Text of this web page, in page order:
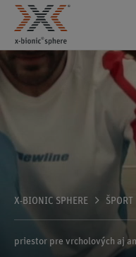
X-BIONIC SPHERE ŠPORT
priestor pre vrcholových aj